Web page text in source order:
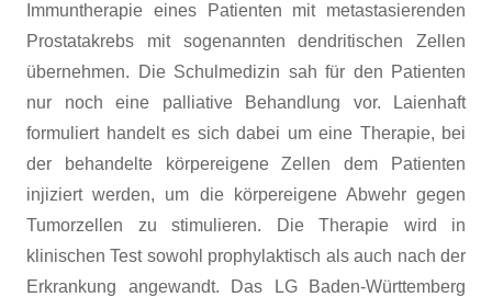
Immuntherapie eines Patienten mit metastasierenden
Prostatakrebs mit sogenannten dendritischen Zellen
übernehmen. Die Schulmedizin sah für den Patienten
nur noch eine palliative Behandlung vor. Laienhaft
formuliert handelt es sich dabei um eine Therapie, bei
der behandelte körpereigene Zellen dem Patienten
injiziert werden, um die körpereigene Abwehr gegen
Tumorzellen zu stimulieren. Die Therapie wird in
klinischen Test sowohl prophylaktisch als auch nach der
Erkrankung angewandt. Das LG Baden-Württemberg